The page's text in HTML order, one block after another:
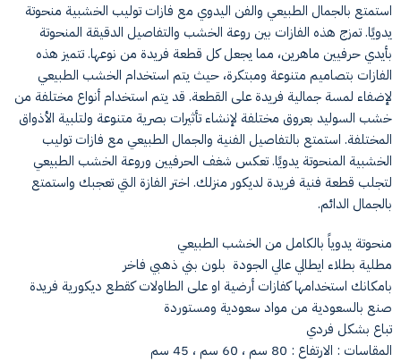
استمتع بالجمال الطبيعي والفن اليدوي مع فازات توليب الخشبية منحوتة
يدويًا. تمزج هذه الفازات بين روعة الخشب والتفاصيل الدقيقة المنحوتة
بأيدي حرفيين ماهرين، مما يجعل كل قطعة فريدة من نوعها.تتميز هذه
الفازات بتصاميم متنوعة ومبتكرة، حيث يتم استخدام الخشب الطبيعي
لإضفاء لمسة جمالية فريدة على القطعة. قد يتم استخدام أنواع مختلفة من
خشب السوليد بعروق مختلفة لإنشاء تأثيرات بصرية متنوعة ولتلبية الأذواق
المختلفة. استمتع بالتفاصيل الفنية والجمال الطبيعي مع فازات توليب
الخشبية المنحوتة يدويًا. تعكس شغف الحرفيين وروعة الخشب الطبيعي
لتجلب قطعة فنية فريدة لديكور منزلك. اختر الفازة التي تعجبك واستمتع
بالجمال الدائم.
منحوتة يدوياً بالكامل من الخشب الطبيعي
مطلية بطلاء ايطالي عالي الجودة بلون بني ذهبي فاخر
بامكانك استخدامها كفازات أرضية او على الطاولات كقطع ديكورية فريدة
صنع بالسعودية من مواد سعودية ومستوردة
تباع بشكل فردي
المقاسات : الارتفاع : 80 سم ، 60 سم ، 45 سم